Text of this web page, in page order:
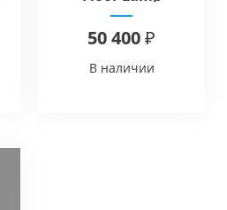
50 400 ₽
В наличии